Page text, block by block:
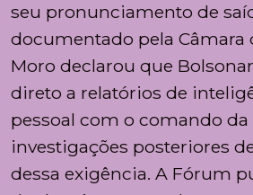
seu pronunciamento de
documentado pela Câmara
Moro declarou que
direto a relatórios de
pessoal com o comando da
investigações posteriores
dessa exigência. A Fórum